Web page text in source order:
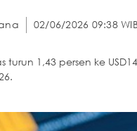
02/06/2026 09:38
turun 1,43 persen ke